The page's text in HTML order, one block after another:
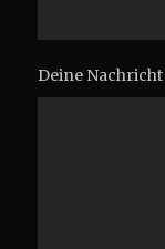
Deine Nachricht